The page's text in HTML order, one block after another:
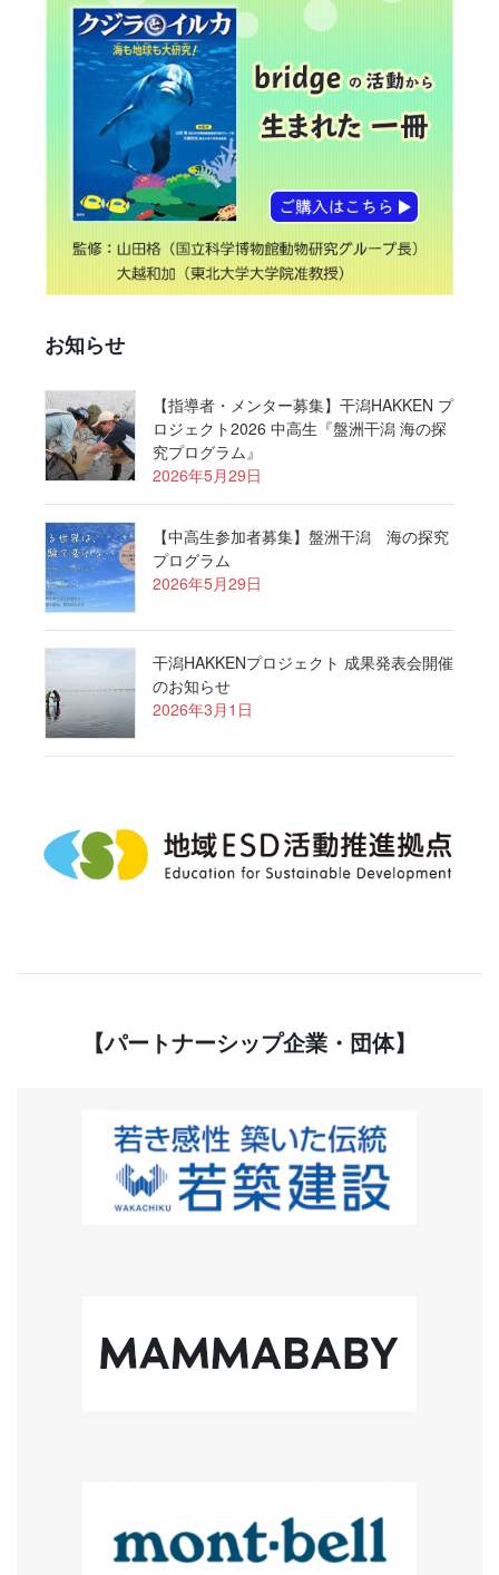
お知らせ
【指導者・メンター募集】⼲潟HAKKEN プ
ロジェクト2026 中⾼⽣『盤洲⼲潟 海の探
究プログラム』
2026年5月29日
【中高生参加者募集】盤洲干潟 海の探究
プログラム
2026年5月29日
干潟HAKKENプロジェクト 成果発表会開催
のお知らせ
2026年3月1日
【パートナーシップ企業・団体】